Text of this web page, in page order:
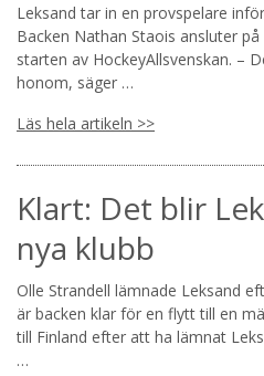
Leksand tar in en provspelare
Backen Nathan Staois ansluter
starten av HockeyAllsvenskan. –
honom, säger …
Läs hela artikeln >>
Klart: Det blir
nya klubb
Olle Strandell lämnade Leksand
är backen klar för en flytt till en
till Finland efter att ha lämnat
…